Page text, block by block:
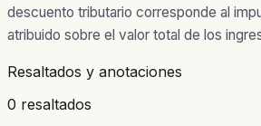
descuento tributario corresponde al
atribuido sobre el valor total de los
Resaltados y anotaciones
0 resaltados